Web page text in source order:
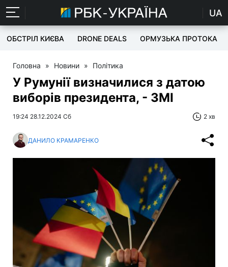
UA
ОБСТРІЛ КИЄВА DRONE DEALS ОРМУЗЬКА ПРОТОКА
Головна » Новини » Політика
У Румунії визначилися з датою
виборів президента, - ЗМІ
19:24 28.12.2024 Сб 2 хв
ДАНИЛО КРАМАРЕНКО